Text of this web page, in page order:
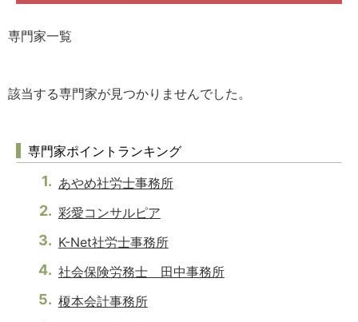
専門家一覧
該当する専門家が見つかりませんでした。
専門家ポイントランキング
あやめ社労士事務所
彩愛コンサルピア
K-Net社労士事務所
社会保険労務士 田中事務所
榎本会計事務所